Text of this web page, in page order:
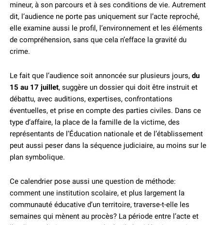
mineur, à son parcours et à ses conditions de vie. Autrement
dit, l’audience ne porte pas uniquement sur l’acte reproché,
elle examine aussi le profil, l’environnement et les éléments
de compréhension, sans que cela n’efface la gravité du
crime.
Le fait que l’audience soit annoncée sur plusieurs jours, du
15 au 17 juillet, suggère un dossier qui doit être instruit et
débattu, avec auditions, expertises, confrontations
éventuelles, et prise en compte des parties civiles. Dans ce
type d’affaire, la place de la famille de la victime, des
représentants de l’Éducation nationale et de l’établissement
peut aussi peser dans la séquence judiciaire, au moins sur le
plan symbolique.
Ce calendrier pose aussi une question de méthode:
comment une institution scolaire, et plus largement la
communauté éducative d’un territoire, traverse-t-elle les
semaines qui mènent au procès? La période entre l’acte et